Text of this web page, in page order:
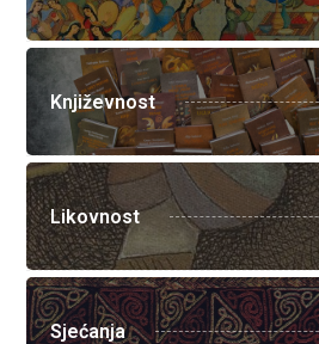
Književnost
Likovnost
Sjećanja